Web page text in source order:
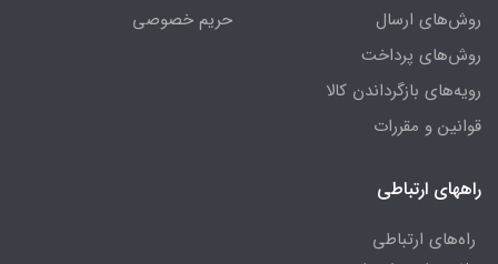
روش‌های ارسال
روش‌های پرداخت
رویه‌های بازگرداندن کالا
قوانین و مقررات
حریم خصوصی
راههای ارتباطی
راه‌های ارتباطی